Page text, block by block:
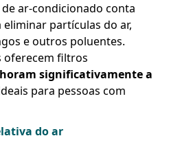
ar-condicionado conta
partículas do ar,
e outros poluentes.
oferecem filtros
significativamente a
para pessoas com
do ar